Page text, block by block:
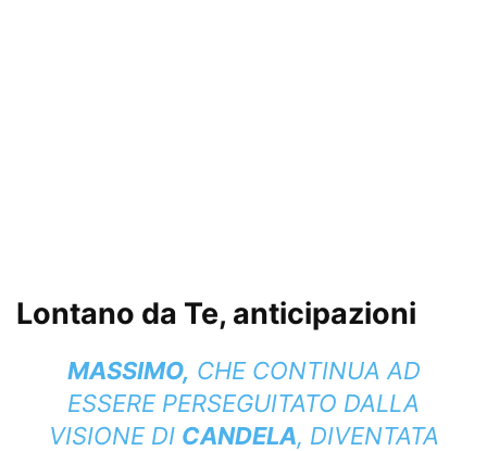
Lontano da Te, anticipazioni
MASSIMO, CHE CONTINUA AD
ESSERE PERSEGUITATO DALLA
VISIONE DI CANDELA, DIVENTATA